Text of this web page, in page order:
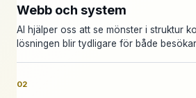
Webb och system
AI hjälper oss att se mönster i struktur
lösningen blir tydligare för både
02